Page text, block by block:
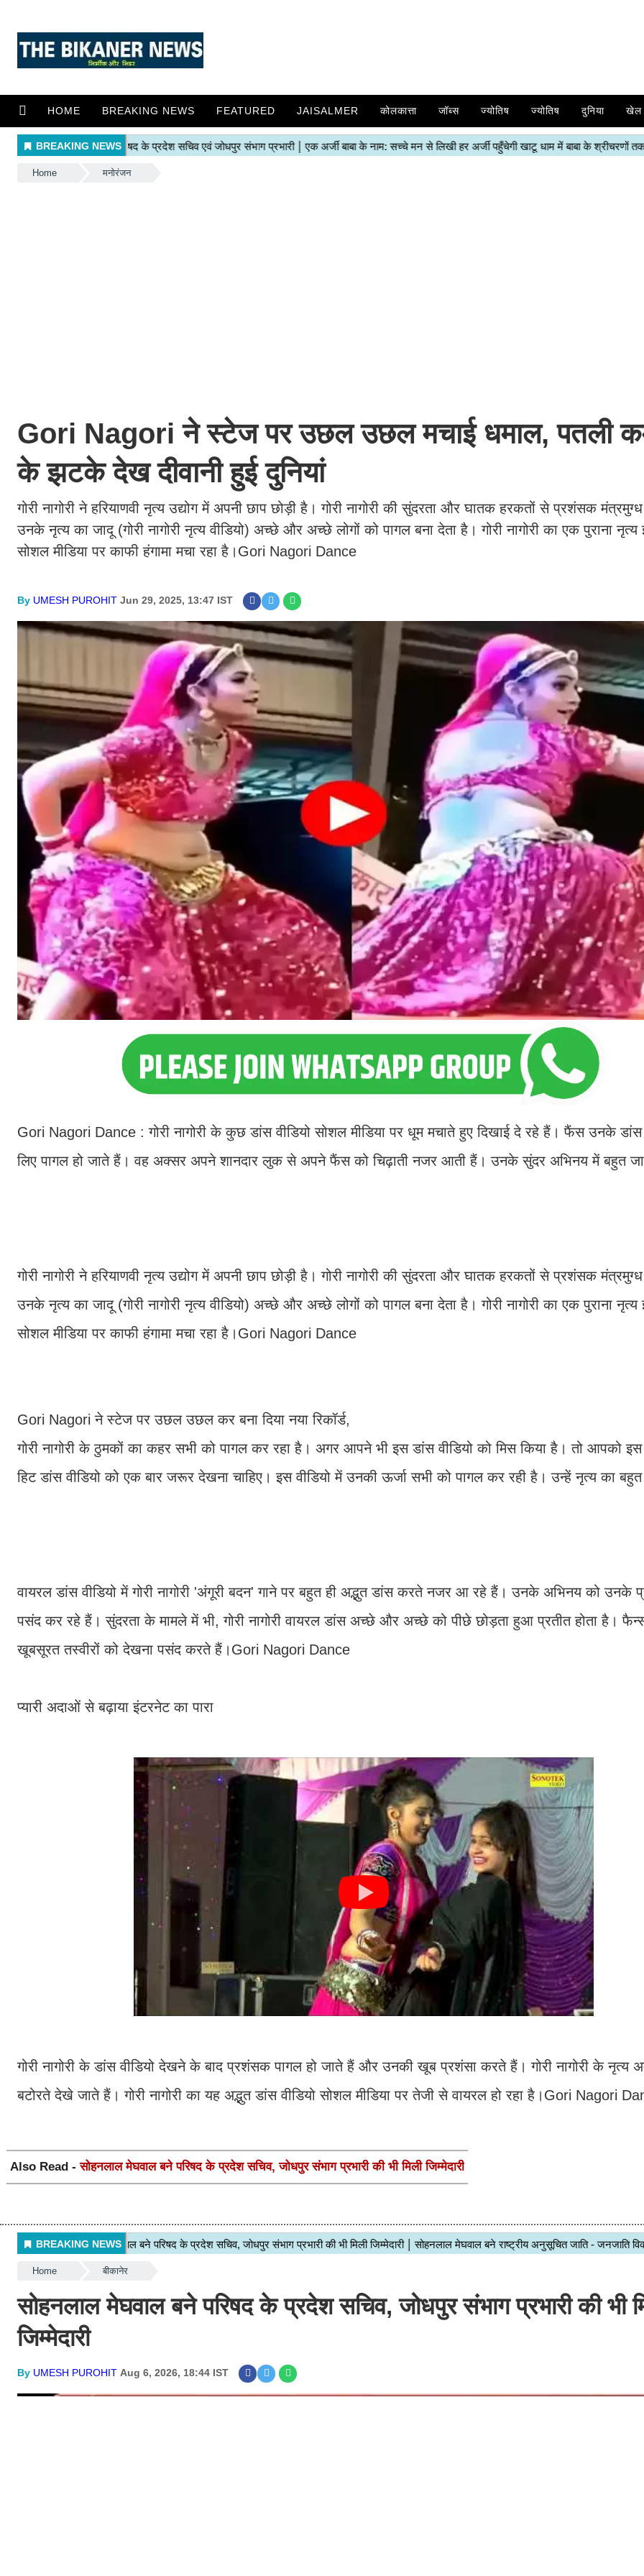
HOME BREAKING NEWS FEATURED JAISALMER कोलकात्ता जॉब्स ज्योतिष ज्योतिष दुनिया खेल
Home मनोरंजन
Gori Nagori ने स्टेज पर उछल उछल मचाई धमाल, पतली
के झटके देख दीवानी हुई दुनियां
गोरी नागोरी ने हरियाणवी नृत्य उद्योग में अपनी छाप छोड़ी है। गोरी नागोरी की सुंदरता और घातक हरकतों से प्रशंसक
उनके नृत्य का जादू (गोरी नागोरी नृत्य वीडियो) अच्छे और अच्छे लोगों को पागल बना देता है। गोरी नागोरी का एक पुराना नृत्य
सोशल मीडिया पर काफी हंगामा मचा रहा है।Gori Nagori Dance
By UMESH PUROHIT Jun 29, 2025, 13:47 IST
Gori Nagori Dance : गोरी नागोरी के कुछ डांस वीडियो सोशल मीडिया पर धूम मचाते हुए दिखाई दे रहे हैं। फैंस उनके
लिए पागल हो जाते हैं। वह अक्सर अपने शानदार लुक से अपने फैंस को चिढ़ाती नजर आती हैं। उनके सुंदर अभिनय में बहुत
गोरी नागोरी ने हरियाणवी नृत्य उद्योग में अपनी छाप छोड़ी है। गोरी नागोरी की सुंदरता और घातक हरकतों से प्रशंसक
उनके नृत्य का जादू (गोरी नागोरी नृत्य वीडियो) अच्छे और अच्छे लोगों को पागल बना देता है। गोरी नागोरी का एक पुराना नृत्य
सोशल मीडिया पर काफी हंगामा मचा रहा है।Gori Nagori Dance
Gori Nagori ने स्टेज पर उछल उछल कर बना दिया नया रिकॉर्ड,
गोरी नागोरी के ठुमकों का कहर सभी को पागल कर रहा है। अगर आपने भी इस डांस वीडियो को मिस किया है। तो आपको इस
हिट डांस वीडियो को एक बार जरूर देखना चाहिए। इस वीडियो में उनकी ऊर्जा सभी को पागल कर रही है। उन्हें नृत्य का
वायरल डांस वीडियो में गोरी नागोरी 'अंगूरी बदन' गाने पर बहुत ही अद्भुत डांस करते नजर आ रहे हैं। उनके अभिनय को
पसंद कर रहे हैं। सुंदरता के मामले में भी, गोरी नागोरी वायरल डांस अच्छे और अच्छे को पीछे छोड़ता हुआ प्रतीत होता है।
खूबसूरत तस्वीरों को देखना पसंद करते हैं।Gori Nagori Dance
प्यारी अदाओं से बढ़ाया इंटरनेट का पारा
गोरी नागोरी के डांस वीडियो देखने के बाद प्रशंसक पागल हो जाते हैं और उनकी खूब प्रशंसा करते हैं। गोरी नागोरी के नृत्य
बटोरते देखे जाते हैं। गोरी नागोरी का यह अद्भुत डांस वीडियो सोशल मीडिया पर तेजी से वायरल हो रहा है।Gori Nagori
Also Read -सोहनलाल मेघवाल बने परिषद के प्रदेश सचिव, जोधपुर संभाग प्रभारी की भी मिली जिम्मेदारी